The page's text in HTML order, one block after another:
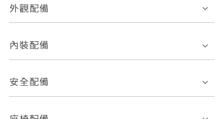
外觀配備
電動天窗
後視鏡方向指示燈
內裝配備
多功能方向盤
安全配備
前座正面氣囊